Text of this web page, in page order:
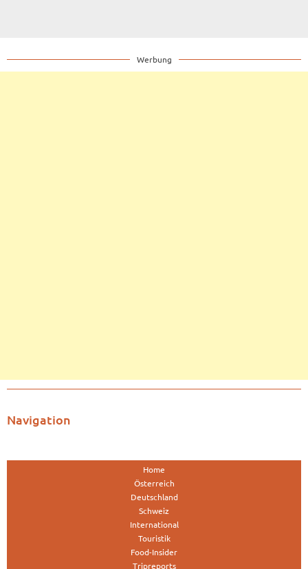
Werbung
Navigation
Home
Österreich
Deutschland
Schweiz
International
Touristik
Food-Insider
Tripreports